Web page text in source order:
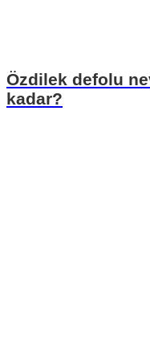
Özdilek defolu
kadar?